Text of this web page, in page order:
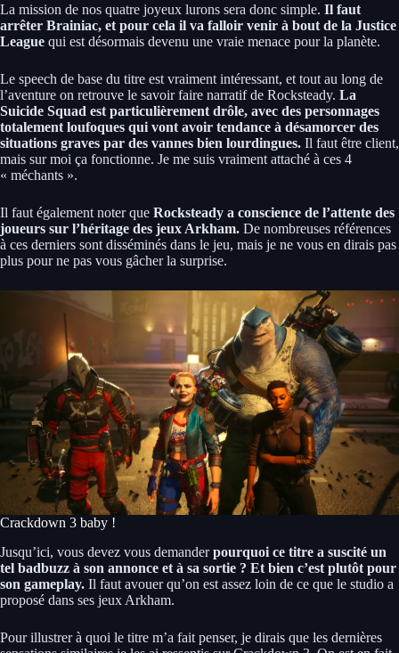
La mission de nos quatre joyeux lurons sera donc simple. Il faut
arrêter Brainiac, et pour cela il va falloir venir à bout de la Justice
League qui est désormais devenu une vraie menace pour la planète.
Le speech de base du titre est vraiment intéressant, et tout au long de
l’aventure on retrouve le savoir faire narratif de Rocksteady. La
Suicide Squad est particulièrement drôle, avec des personnages
totalement loufoques qui vont avoir tendance à désamorcer des
situations graves par des vannes bien lourdingues. Il faut être client,
mais sur moi ça fonctionne. Je me suis vraiment attaché à ces 4
« méchants ».
Il faut également noter que Rocksteady a conscience de l’attente des
joueurs sur l’héritage des jeux Arkham. De nombreuses références
à ces derniers sont disséminés dans le jeu, mais je ne vous en dirais pas
plus pour ne pas vous gâcher la surprise.
Crackdown 3 baby !
Jusqu’ici, vous devez vous demanderpourquoi ce titre a suscité un
tel badbuzz à son annonce et à sa sortie ? Et bien c’est plutôt pour
son gameplay. Il faut avouer qu’on est assez loin de ce que le studio a
proposé dans ses jeux Arkham.
Pour illustrer à quoi le titre m’a fait penser, je dirais que les dernières